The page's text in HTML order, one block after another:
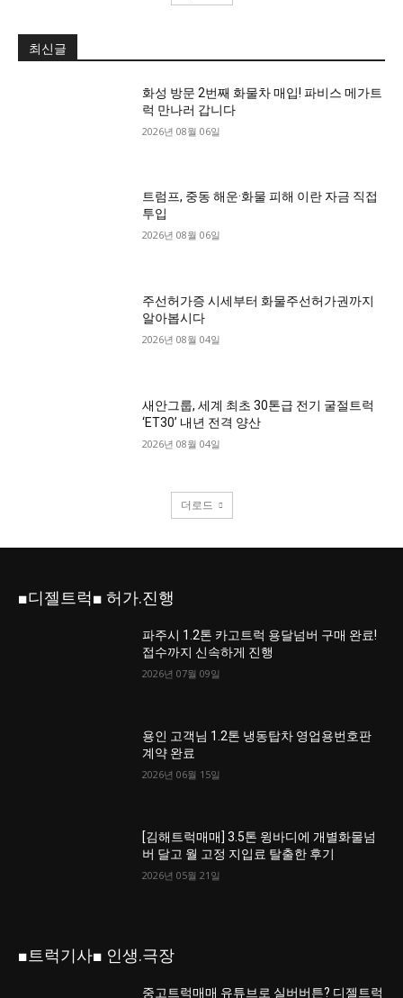
최신글
화성 방문 2번째 화물차 매입! 파비스 메가트
럭 만나러 갑니다
2026년 08월 06일
트럼프, 중동 해운·화물 피해 이란 자금 직접
투입
2026년 08월 06일
주선허가증 시세부터 화물주선허가권까지
알아봅시다
2026년 08월 04일
새안그룹, 세계 최초 30톤급 전기 굴절트럭
‘ET30’ 내년 전격 양산
2026년 08월 04일
더로드
■디젤트럭■ 허가.진행
파주시 1.2톤 카고트럭 용달넘버 구매 완료!
접수까지 신속하게 진행
2026년 07월 09일
용인 고객님 1.2톤 냉동탑차 영업용번호판
계약 완료
2026년 06월 15일
[김해트럭매매] 3.5톤 윙바디에 개별화물넘
버 달고 월 고정 지입료 탈출한 후기
2026년 05월 21일
■트럭기사■ 인생.극장
중고트럭매매 유튜브로 실버버튼? 디젤트럭